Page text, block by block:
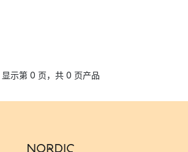
显示第 0 页，共 0 页产品